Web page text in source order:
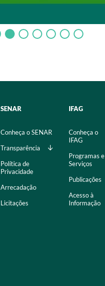
SENAR
Conheça o SENAR
Transparência
Política de
Privacidade
Arrecadação
Licitações
IFAG
Conheça o
IFAG
Programas e
Serviços
Publicações
Acesso à
Informação